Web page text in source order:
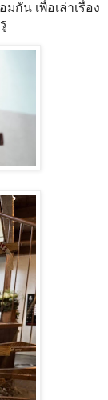
กัน เพื่อเล่าเรื่อง